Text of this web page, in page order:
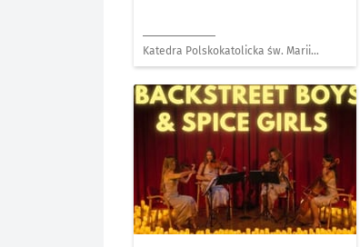
Katedra Polskokatolicka św. Marii
Magdaleny